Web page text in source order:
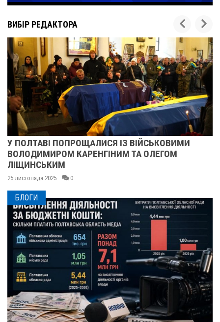
ВИБІР РЕДАКТОРА
У ПОЛТАВІ ПОПРОЩАЛИСЯ ІЗ ВІЙСЬКОВИМИ
ВОЛОДИМИРОМ КАРЕНГІНИМ ТА ОЛЕГОМ
ЛІЩИНСЬКИМ
25 листопада 2025 0
БЛОГИ